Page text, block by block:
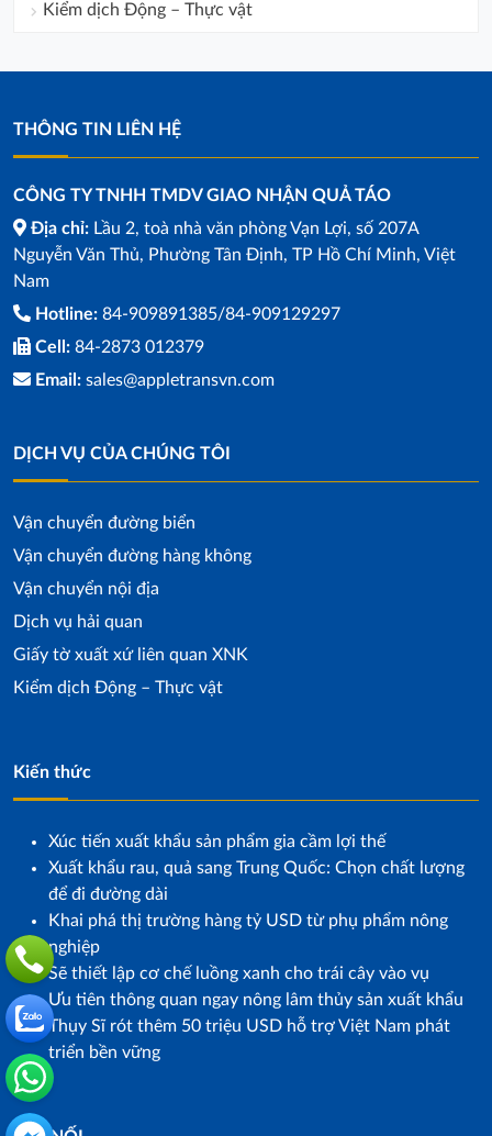
Kiểm dịch Động – Thực vật
THÔNG TIN LIÊN HỆ
CÔNG TY TNHH TMDV GIAO NHẬN QUẢ TÁO
Địa chỉ: Lầu 2, toà nhà văn phòng Vạn Lợi, số 207A
Nguyễn Văn Thủ, Phường Tân Định, TP Hồ Chí Minh, Việt
Nam
Hotline: 84-909891385/84-909129297
Cell: 84-2873 012379
Email: sales@appletransvn.com
DỊCH VỤ CỦA CHÚNG TÔI
Vận chuyển đường biển
Vận chuyển đường hàng không
Vận chuyển nội địa
Dịch vụ hải quan
Giấy tờ xuất xứ liên quan XNK
Kiểm dịch Động – Thực vật
Kiến thức
Xúc tiến xuất khẩu sản phẩm gia cầm lợi thế
Xuất khẩu rau, quả sang Trung Quốc: Chọn chất lượng
để đi đường dài
Khai phá thị trường hàng tỷ USD từ phụ phẩm nông
nghiệp
Sẽ thiết lập cơ chế luồng xanh cho trái cây vào vụ
Ưu tiên thông quan ngay nông lâm thủy sản xuất khẩu
Thụy Sĩ rót thêm 50 triệu USD hỗ trợ Việt Nam phát
triển bền vững